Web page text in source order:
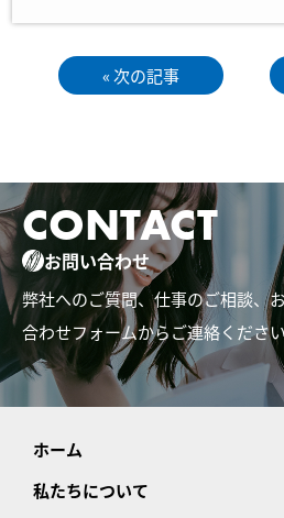
« 次の記事
CONTACT
お問い合わせ
弊社へのご質問、仕事のご相談、
合わせフォームからご連絡ください
ホーム
私たちについて